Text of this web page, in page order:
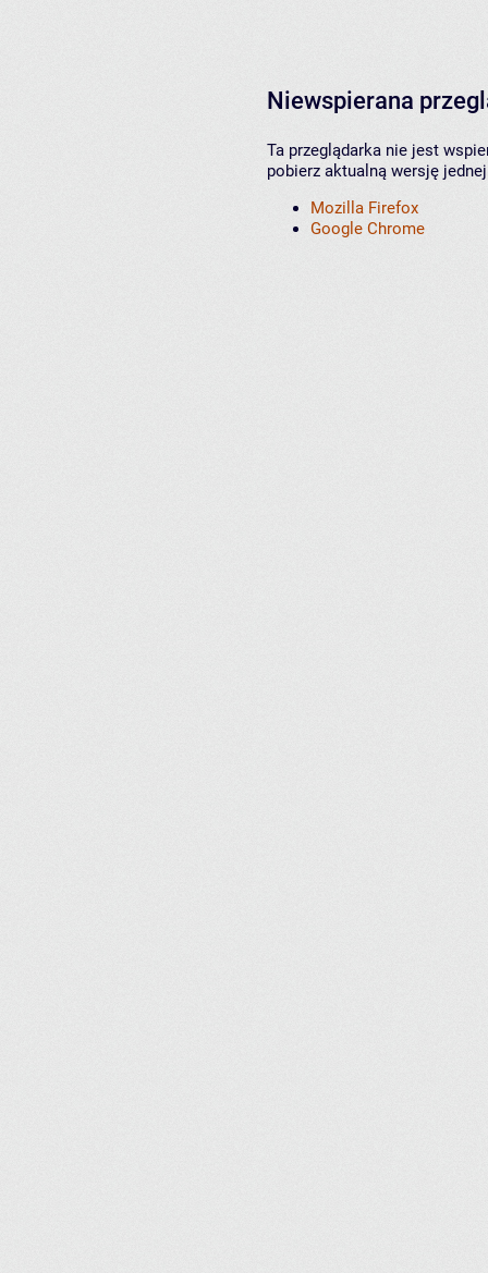
Niewspierana
Ta przeglądarka nie jest
pobierz aktualną wersję
Mozilla Firefox
Google Chrome